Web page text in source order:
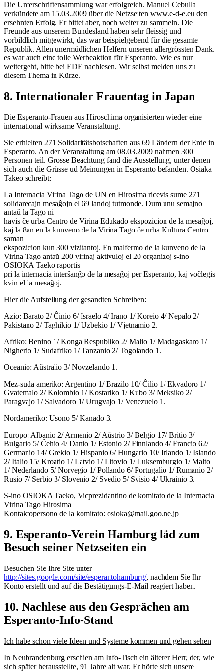
Die Unterschriftensammlung war erfolgreich. Manuel Cebulla
verkündete am 15.03.2009 über die Netzseiten www.e-d-e.eu den
ersehnten Erfolg. Er bittet aber, noch weiter zu sammeln. Die
Freunde aus unserem Bundesland haben sehr fleissig und
vorbildlich mitgewirkt, das war beispielgebend für die gesamte
Republik. Allen unermüdlichen Helfern unseren allergrössten Dank,
es war auch eine tolle Werbeaktion für Esperanto. Wie es nun
weitergeht, bitte bei EDE nachlesen. Wir selbst melden uns zu
diesem Thema in Kürze.
8. Internationaler Frauentag in Japan
Die Esperanto-Frauen aus Hiroschima organisierten wieder eine
international wirksame Veranstaltung.
Sie erhielten 271 Solidaritätsbotschaften aus 69 Ländern der Erde in
Esperanto. An der Veranstaltung am 08.03.2009 nahmen 300
Personen teil. Grosse Beachtung fand die Ausstellung, unter denen
sich auch die Grüsse ud Meinungen in Esperanto befanden. Osiaka
Takeo schreibt:
La Internacia Virina Tago de UN en Hirosima ricevis sume 271
solidarecajn mesaĝojn el 69 landoj tutmonde. Dum unu semajno
antaŭ la Tago ni
havis ĉe urba Centro de Virina Edukado ekspozicion de la mesaĝoj,
kaj la 8an en la kunveno de la Virina Tago ĉe urba Kultura Centro
saman
ekspozicion kun 300 vizitantoj. En malfermo de la kunveno de la
Virina Tago antaŭ 200 virinaj aktivuloj el 20 organizoj s-ino
OSIOKA Taeko raportis
pri la internacia interŝanĝo de la mesaĝoj per Esperanto, kaj voĉlegis
kvin el la mesaĝoj.
Hier die Aufstellung der gesandten Schreiben:
Azio: Barato 2/ Ĉinio 6/ Israelo 4/ Irano 1/ Koreio 4/ Nepalo 2/
Pakistano 2/ Taghikio 1/ Uzbekio 1/ Vjetnamio 2.
Afriko: Benino 1/ Konga Respubliko 2/ Malio 1/ Madagaskaro 1/
Nigherio 1/ Sudafriko 1/ Tanzanio 2/ Togolando 1.
Oceanio: Aŭstralio 3/ Novzelando 1.
Mez-suda ameriko: Argentino 1/ Brazilo 10/ Ĉilio 1/ Ekvadoro 1/
Gvatemalo 2/ Kolombio 1/ Kostariko 1/ Kubo 3/ Meksiko 2/
Paragvajo 1/ Salvadoro 1/ Urugvajo 1/ Venezuelo 1.
Nordameriko: Usono 5/ Kanado 3.
Europo: Albanio 2/ Armenio 2/ Aŭstrio 3/ Belgio 17/ Britio 3/
Bulgario 5/ Ĉehio 4/ Danio 1/ Estonio 2/ Finnlando 4/ Francio 62/
Germanio 14/ Grekio 1/ Hispanio 6/ Hungario 10/ Irlando 1/ Islando
2/ Italio 15/ Kroatio 1/ Latvio 1/ Litovio 1/ Luksemburgio 1/ Malto
1/ Nederlando 5/ Norvegio 1/ Pollando 6/ Portugalio 1/ Rumanio 2/
Rusio 7/ Serbio 3/ Slovenio 2/ Svedio 5/ Svisio 4/ Ukrainio 3.
S-ino OSIOKA Taeko, Vicprezidantino de komitato de la Internacia
Virina Tago Hirosima
Kontaktopersono de la komitato: osioka@mail.goo.ne.jp
9. Esperanto-Verein Hamburg läd zum
Besuch seiner Netzseiten ein
Besuchen Sie Ihre Site unter
http://sites.google.com/site/esperantohamburg/, nachdem Sie Ihr
Konto erstellt und auf die Bestätigungs-E-Mail reagiert haben.
10. Nachlese aus den Gesprächen am
Esperanto-Info-Stand
Ich habe schon viele Ideen und Systeme kommen und gehen sehen
In Neubrandenburg erschien am Info-Tisch ein älterer Herr, der, wie
sich später herausstellte, 91 Jahre alt war. Er hörte sich unsere